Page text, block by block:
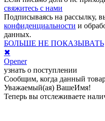
свяжитесь с нами
Подписываясь на рассылку,
конфиденциальности и
данных.
БОЛЬШЕ НЕ ПОКАЗЫВАТЬ
✖
Opener
узнать о поступлении
Сообщим, когда данный
Уважаемый(ая) ВашеИмя!
Теперь вы отслеживаете